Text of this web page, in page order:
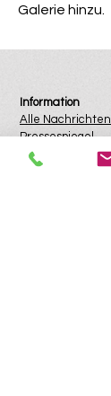
Galerie hinzu.
Information
Alle Nachrichten
Pressespiegel
Impressum